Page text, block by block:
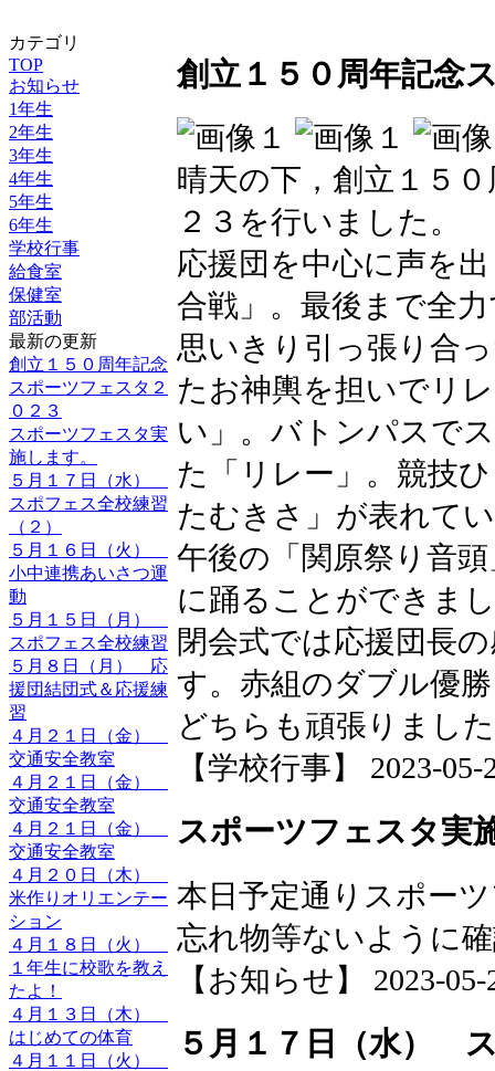
カテゴリ
TOP
お知らせ
1年生
2年生
3年生
4年生
5年生
6年生
学校行事
給食室
保健室
部活動
最新の更新
創立１５０周年記念
スポーツフェスタ２
０２３
スポーツフェスタ実
施します。
５月１７日（水）
スポフェス全校練習
（２）
５月１６日（火）
小中連携あいさつ運
動
５月１５日（月）
スポフェス全校練習
５月８日（月） 応
援団結団式＆応援練
習
４月２１日（金）
交通安全教室
４月２１日（金）
交通安全教室
４月２１日（金）
交通安全教室
４月２０日（木）
米作りオリエンテー
ション
４月１８日（火）
１年生に校歌を教え
たよ！
４月１３日（木）
はじめての体育
４月１１日（火）
創立１５０周年記念
晴天の下，創立１５
２３を行いました。
応援団を中心に声を
合戦」。最後まで全
思いきり引っ張り合
たお神輿を担いでリ
い」。バトンパスで
た「リレー」。競技
たむきさ」が表れて
午後の「関原祭り音
に踊ることができま
閉会式では応援団長
す。赤組のダブル優
どちらも頑張りまし
【学校行事】 2023-05-
スポーツフェスタ実
本日予定通りスポー
忘れ物等ないように
【お知らせ】 2023-
５月１７日（水）